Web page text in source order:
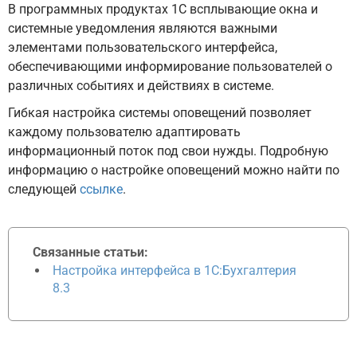
В программных продуктах 1С всплывающие окна и
системные уведомления являются важными
элементами пользовательского интерфейса,
обеспечивающими информирование пользователей о
различных событиях и действиях в системе.
Гибкая настройка системы оповещений позволяет
каждому пользователю адаптировать
информационный поток под свои нужды. Подробную
информацию о настройке оповещений можно найти по
следующей ссылке.
Связанные статьи:
Настройка интерфейса в 1С:Бухгалтерия
8.3